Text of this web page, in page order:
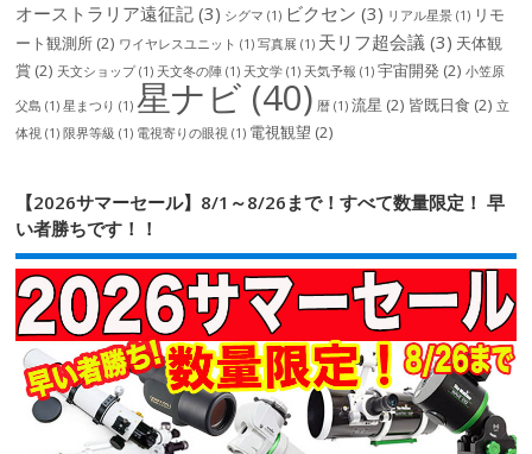
オーストラリア遠征記 (3) シグマ (1) ビクセン (3) リアル星景 (1) リモ
ート観測所 (2) ワイヤレスユニット (1) 写真展 (1) 天リフ超会議 (3) 天体観
賞 (2) 天文ショップ(1) 天文冬の陣 (1) 天文学 (1) 天気予報 (1) 宇宙開発 (2) 小笠原
父島 (1) 星まつり (1) 星ナビ (40) 暦 (1) 流星 (2) 皆既日食 (2) 立
体視 (1) 限界等級 (1) 電視寄りの眼視 (1) 電視観望 (2)
【2026サマーセール】8/1～8/26まで！すべて数量限定！ 早
い者勝ちです！！